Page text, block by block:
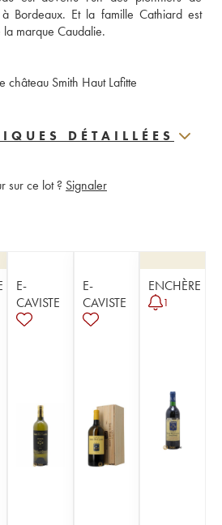
Bordeaux. Et la famille Cathiard est
marque Caudalie.
château Smith Haut Lafitte
DÉTAILLÉES
sur ce lot ? Signaler
E-
CAVISTE
E-
CAVISTE
ENCHÈRE
1